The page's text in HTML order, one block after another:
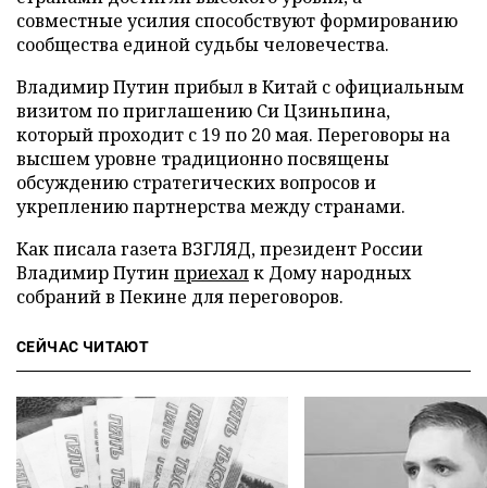
совместные усилия способствуют формированию
сообщества единой судьбы человечества.
Владимир Путин прибыл в Китай с официальным
визитом по приглашению Си Цзиньпина,
который проходит с 19 по 20 мая. Переговоры на
высшем уровне традиционно посвящены
обсуждению стратегических вопросов и
укреплению партнерства между странами.
Как писала газета ВЗГЛЯД, президент России
Владимир Путин приехалк Дому народных
собраний в Пекине для переговоров.
СЕЙЧАС ЧИТАЮТ